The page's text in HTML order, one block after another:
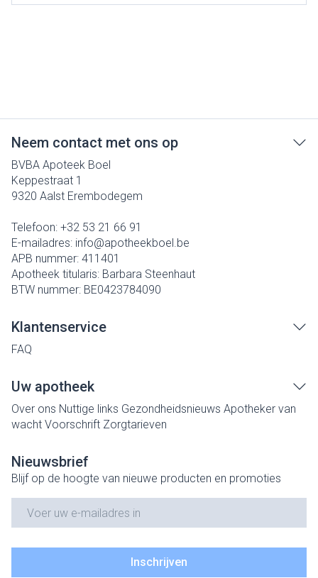
Neem contact met ons op
BVBA Apoteek Boel
Keppestraat 1
9320 Aalst Erembodegem
Telefoon: +32 53 21 66 91
E-mailadres: info@apotheekboel.be
APB nummer: 411401
Apotheek titularis: Barbara Steenhaut
BTW nummer: BE0423784090
Klantenservice
FAQ
Uw apotheek
Over ons Nuttige links Gezondheidsnieuws Apotheker van
wacht Voorschrift Zorgtarieven
Nieuwsbrief
Blijf op de hoogte van nieuwe producten en promoties
Inschrijven